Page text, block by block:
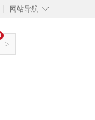
◇
网站导航
>